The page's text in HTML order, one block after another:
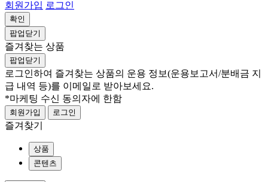
회원가입 로그인
확인
팝업닫기
즐겨찾는 상품
팝업닫기
로그인하여 즐겨찾는 상품의 운용 정보(운용보고서/분배금 지
급 내역 등)를 이메일로 받아보세요.
*마케팅 수신 동의자에 한함
회원가입 로그인
즐겨찾기
상품
콘텐츠